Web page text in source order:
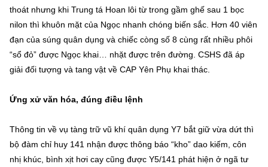
thoát nhưng khi Trung tá Hoan lôi từ trong gầm ghế sau 1 bọc
nilon thì khuôn mặt của Ngọc nhanh chóng biến sắc. Hơn 40 viên
đạn của súng quân dụng và chiếc còng số 8 cùng rất nhiều phôi
“sổ đỏ” được Ngọc khai… nhặt được trên đường. CSHS đã áp
giải đối tượng và tang vật về CAP Yên Phụ khai thác.
Ứng xử văn hóa, đúng điều lệnh
Thông tin về vụ tàng trữ vũ khí quân dụng Y7 bắt giữ vừa dứt thì
bộ đàm chỉ huy 141 nhận được thông báo “kho” dao kiếm, côn
nhị khúc, bình xịt hơi cay cũng được Y5/141 phát hiện ở ngã tư